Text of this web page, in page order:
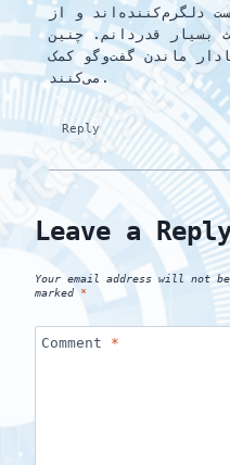
دلگرم‌کننده‌اند و از
بسیار قدردانم. چنین
ماندن گفت‌وگو کمک
می‌کنند.
Reply
Leave a
Your email address will not
marked *
Comment *